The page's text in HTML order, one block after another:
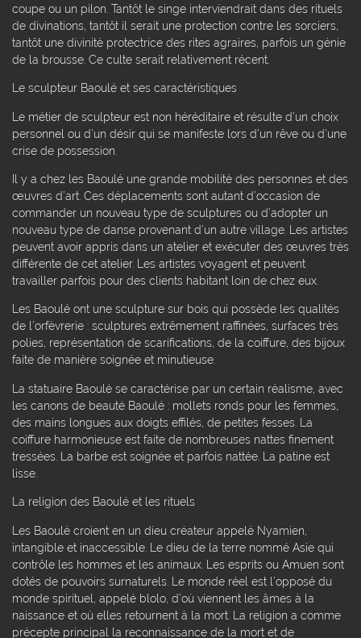
coupe ou un pilon. Tantôt le singe interviendrait dans des rituels
de divinations, tantôt il serait une protection contre les sorciers,
tantôt une divinité protectrice des rites agraires, parfois un génie
de la brousse. Ce culte serait relativement récent.
Le sculpteur Baoulé et ses caractéristiques
Le métier de sculpteur est non héréditaire et résulte d’un choix
personnel ou d’un désir qui se manifeste lors d’un rêve ou d’une
crise de possession.
Il y a chez les Baoulé une grande mobilité des personnes et des
œuvres d’art. Ces déplacements sont autant d’occasion de
commander un nouveau type de sculptures ou d’adopter un
nouveau type de danse provenant d’un autre village. Les artistes
peuvent avoir appris dans un atelier et exécuter des œuvres très
différente de cet atelier. Les artistes voyagent et peuvent
travailler parfois pour des clients habitant loin de chez eux.
Les Baoulé ont une sculpture sur bois qui possède les qualités
de l’orfèvrerie : sculptures extrêmement raffinées, surfaces très
polies, représentation de scarifications, de la coiffure, des bijoux
faite de manière soignée et minutieuse.
La statuaire Baoulé se caractérise par un certain réalisme, avec
les canons de beauté Baoulé : mollets ronds pour les femmes,
des mains longues aux doigts effilés, de petites fesses. La
coiffure harmonieuse est faite de nombreuses nattes finement
tressées. La barbe est soignée et parfois nattée. La patine est
lisse.
La religion des Baoulé et les rituels
Les Baoulé croient en un dieu créateur appelé Nyamien,
intangible et inaccessible. Le dieu de la terre nommé Asie qui
contrôle les hommes et les animaux. Les esprits ou Amuen sont
dotés de pouvoirs surnaturels. Le monde réel est l’opposé du
monde spirituel, appelé blolo, d’où viennent les âmes à la
naissance et où elles retournent à la mort. La religion a comme
précepte principal la reconnaissance de la mort et de